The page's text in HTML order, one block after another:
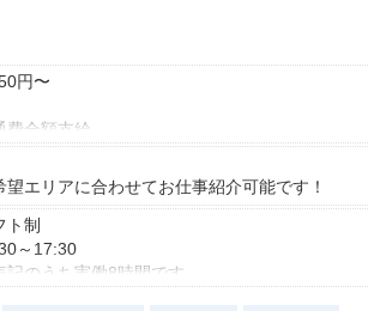
円〜
費全額支給
エリアに合わせてお仕事紹介可能です！
ト制
～17:30
のうち実働8時間です。